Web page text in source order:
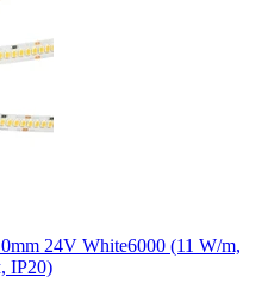
24V White6000 (11 W/m,
IP20)